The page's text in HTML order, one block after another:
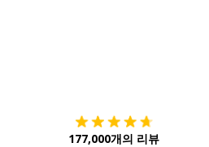
177,000개의 리뷰